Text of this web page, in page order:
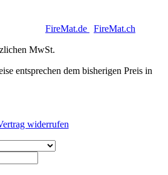
FireMat.de FireMat.ch
MwSt.
entsprechen dem bisherigen Preis in
widerrufen